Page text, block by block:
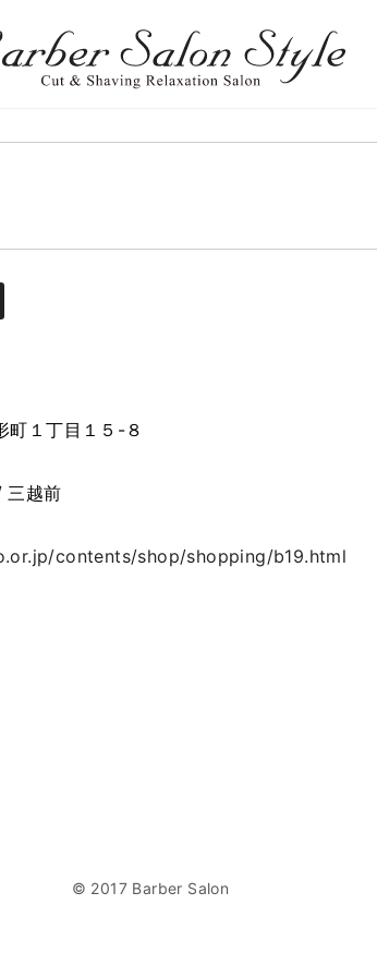
町１丁目１５-８
三越前
contents/shop/shopping/b19.html
© 2017 Barber Salon